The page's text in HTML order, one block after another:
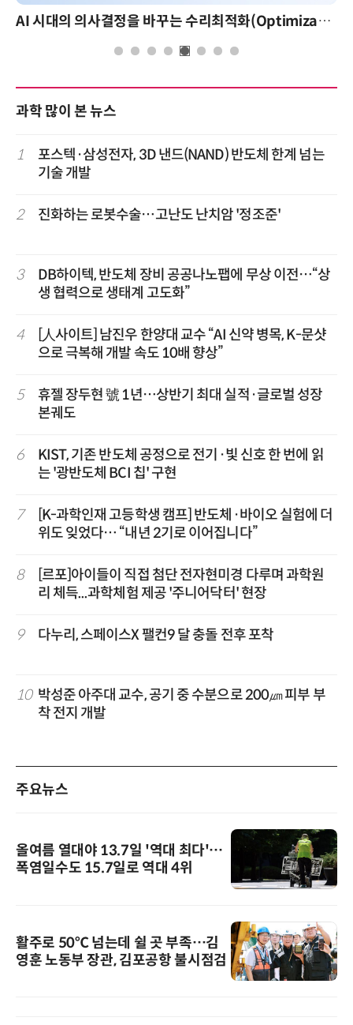
AI 시대의 의사결정을 바꾸는 수리최적화(Optimization): 실제 산업 적용 사례와 활용 전략
과학 많이 본 뉴스
1
포스텍·삼성전자, 3D 낸드(NAND) 반도체 한계 넘는
기술 개발
2 진화하는 로봇수술…고난도 난치암 '정조준'
3
DB하이텍, 반도체 장비 공공나노팹에 무상 이전…“상
생 협력으로 생태계 고도화”
4
[人사이트] 남진우 한양대 교수 “AI 신약 병목, K-문샷
으로 극복해 개발 속도 10배 향상”
5
휴젤 장두현 號 1년…상반기 최대 실적·글로벌 성장
본궤도
6
KIST, 기존 반도체 공정으로 전기·빛 신호 한 번에 읽
는 '광반도체 BCI 칩' 구현
7
[K-과학인재 고등학생 캠프] 반도체·바이오 실험에 더
위도 잊었다… “내년 2기로 이어집니다”
8
[르포]아이들이 직접 첨단 전자현미경 다루며 과학원
리 체득...과학체험 제공 '주니어닥터' 현장
9 다누리, 스페이스X 팰컨9 달 충돌 전후 포착
10 박성준 아주대 교수, 공기 중 수분으로 200㎛ 피부 부
착 전지 개발
주요뉴스
올여름 열대야 13.7일 '역대 최다'…
폭염일수도 15.7일로 역대 4위
활주로 50℃ 넘는데 쉴 곳 부족…김
영훈 노동부 장관, 김포공항 불시점검